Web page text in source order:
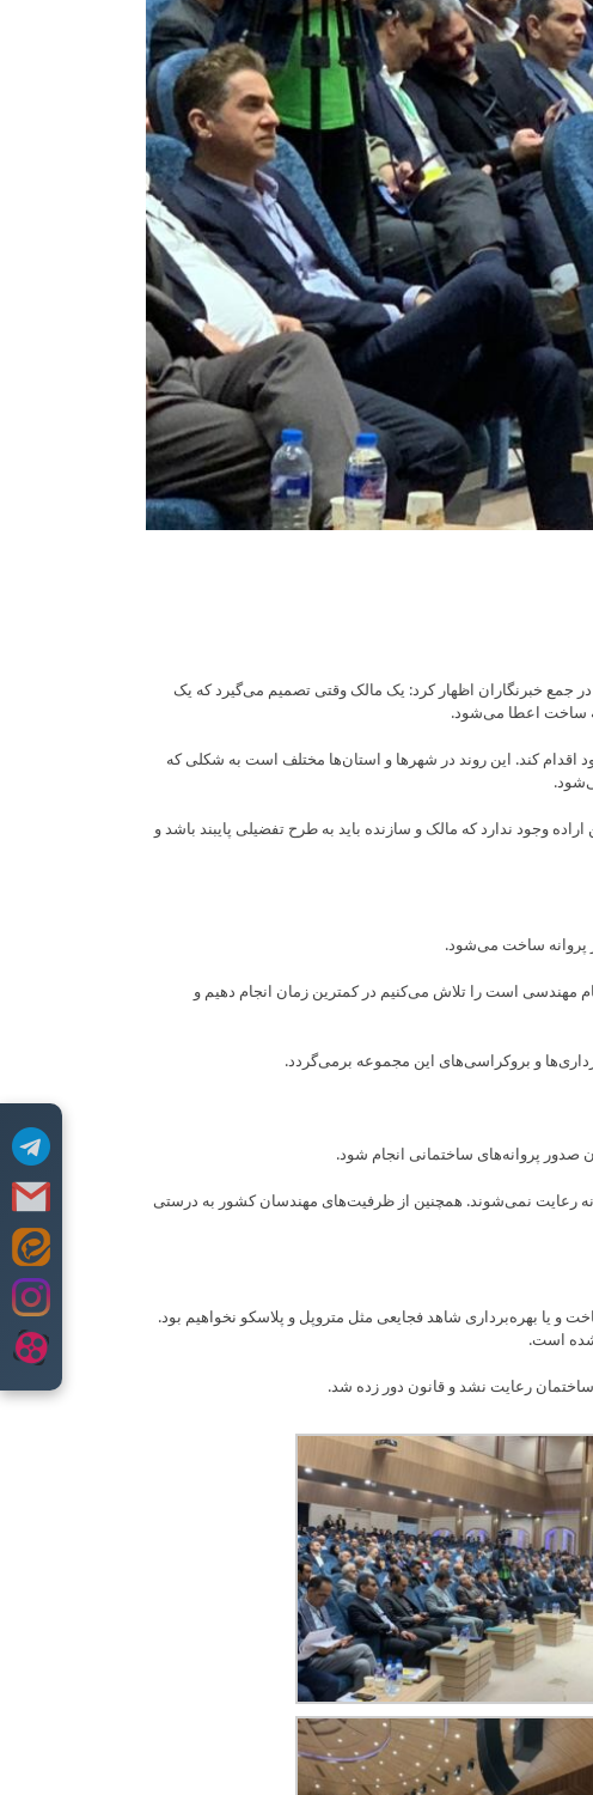
جمع خبرنگاران اظهار کرد: یک مالک وقتی تصمیم می‌گیرد که یک
ساخت اعطا می‌شود.
کند. این روند در شهرها و استان‌ها مختلف است به شکلی که
وجود ندارد که مالک و سازنده باید به طرح تفضیلی پایبند باشد و
پروانه ساخت می‌شود.
مهندسی است را تلاش می‌کنیم در کمترین زمان انجام دهیم و
و بروکراسی‌های این مجموعه برمی‌گردد.
صدور پروانه‌های ساختمانی انجام شود.
رعایت نمی‌شوند. همچنین از ظرفیت‌های مهندسان کشور به درستی
یا بهره‌برداری شاهد فجایعی مثل متروپل و پلاسکو نخواهیم بود.
شده است.
رعایت نشد و قانون دور زده شد.